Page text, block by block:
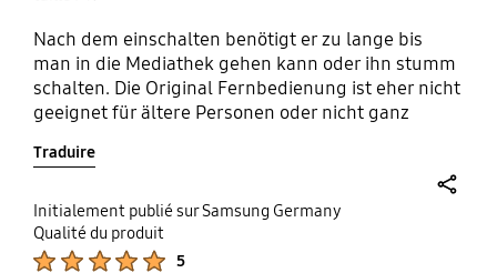
Nach dem einschalten benötigt er zu lange bis
man in die Mediathek gehen kann oder ihn stumm
schalten. Die Original Fernbedienung ist eher nicht
geeignet für ältere Personen oder nicht ganz
Traduire
Initialement publié sur Samsung Germany
Qualité du produit
5